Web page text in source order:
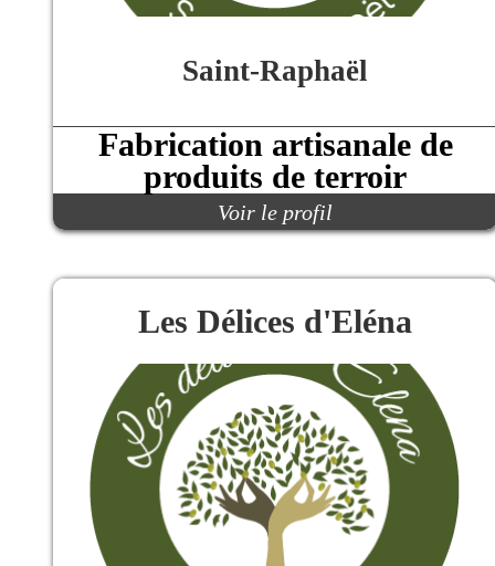
Saint-Raphaël
Fabrication artisanale de
produits de terroir
Voir le profil
Les Délices d'Eléna